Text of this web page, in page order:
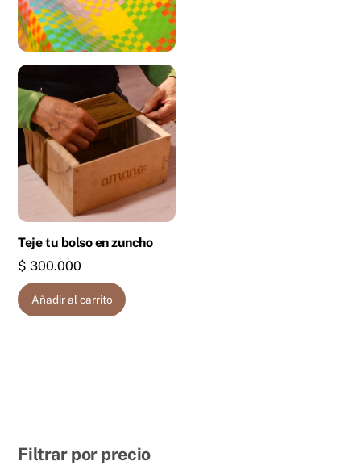
Teje tu bolso en zuncho
$ 300.000
Añadir al carrito
Filtrar por precio